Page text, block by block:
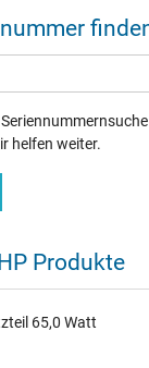
helfen weiter.
Produkte
65,0 Watt